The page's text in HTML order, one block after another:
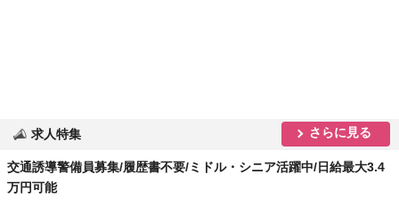
求人特集 さらに見る
交通誘導警備員募集/履歴書不要/ミドル・シニア活躍中/日給最大3.4
万円可能